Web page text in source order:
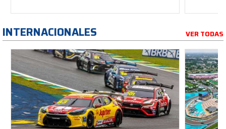
INTERNACIONALES VER TODAS